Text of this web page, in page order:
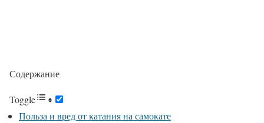
Содержание
Toggle
Польза и вред от катания на самокате